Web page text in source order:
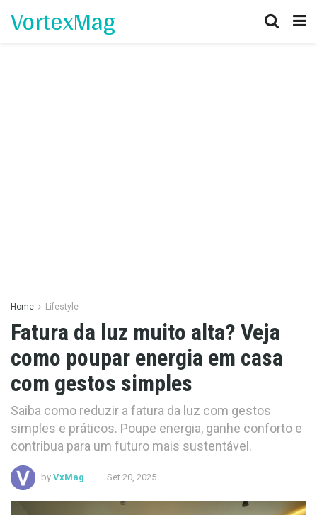
VortexMag
Home Lifestyle
Fatura da luz muito alta? Veja
como poupar energia em casa
com gestos simples
Saiba como reduzir a fatura da luz com gestos
simples e práticos. Poupe energia, ganhe conforto e
contribua para um futuro mais sustentável.
by VxMag Set 20, 2025